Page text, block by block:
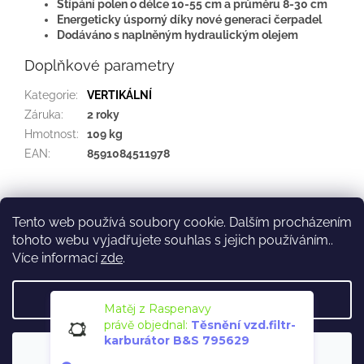
Tento web používá soubory cookie. Dalším procházením
tohoto webu vyjadřujete souhlas s jejich používáním..
Více informacízde.
Štípání polen o délce 10-55 cm a průměru 8-30 cm
Energeticky úsporný díky nové generaci čerpadel
Dodáváno s naplněným hydraulickým olejem
Doplňkové parametry
Kategorie:
VERTIKÁLNÍ
Záruka:
2 roky
Hmotnost:
109 kg
EAN: 8591084511978
Z
Kontakt Služby
Vytvořil Shoptet
Matěj z Raspenavy
právě objednal: Těsnění vzd.filtr-